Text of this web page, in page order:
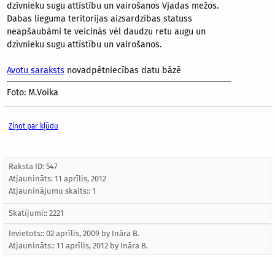
dzīvnieku sugu attīstību un vairošanos Vjadas mežos.
Dabas lieguma teritorijas aizsardzības statuss
neapšaubāmi te veicinās vēl daudzu retu augu un
dzīvnieku sugu attīstību un vairošanos.
Avotu saraksts novadpētniecības datu bāzē
Foto: M.Voika
Ziņot par kļūdu
Raksta ID: 547
Atjaunināts: 11 aprīlis, 2012
Atjauninājumu skaits:: 1
Skatījumi:: 2221
Ievietots:: 02 aprīlis, 2009 by Ināra B.
Atjaunināts:: 11 aprīlis, 2012 by Ināra B.